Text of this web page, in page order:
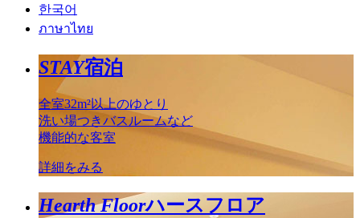
한국어
ภาษาไทย
STAY宿泊
全室32m²以上のゆとり
洗い場つきバスルームなど
機能的な客室
詳細をみる
Hearth Floorハースフロア